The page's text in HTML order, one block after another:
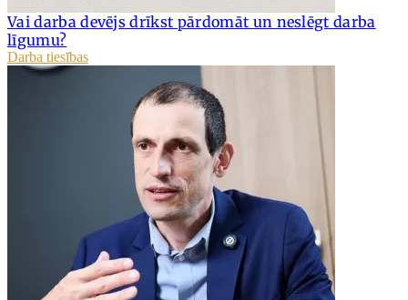
Vai darba devējs drīkst pārdomāt un neslēgt darba
līgumu?
Darba tiesības